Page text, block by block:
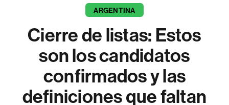
ARGENTINA
Cierre de listas: Estos
son los candidatos
confirmados y las
definiciones que faltan